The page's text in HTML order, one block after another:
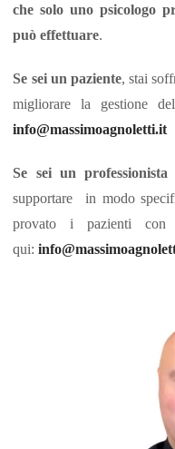
che solo uno psicologo
può effettuare.
Se sei un paziente, stai
migliorare la gestione
info@massimoagnoletti.it
Se sei un professionista
supportare in modo
provato i pazienti con
qui: